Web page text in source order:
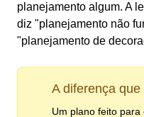
planejamento algum. A
diz "planejamento não
"planejamento de
A diferença
Um plano feito